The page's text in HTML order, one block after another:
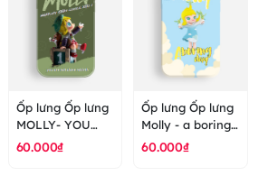
Ốp lưng Ốp lưng
MOLLY- YOU
ARE NOT ALONE
60.000₫
Ốp lưng Ốp lưng
Molly - a boring
day with Molly -
60.000₫